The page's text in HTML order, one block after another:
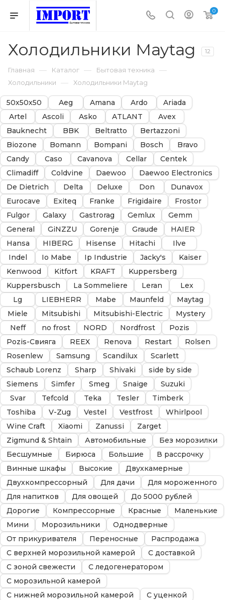
0
Холодильники Maytag 12
Главная — Каталог — Бытовая техника —
Холодильники — Холодильники Maytag
50х50х50 Aeg Amana Ardo
Ariada
Artel
Ascoli Asko ATLANT
Avex
Bauknecht
BBK Beltratto
Bertazzoni
Biozone
Bomann Bompani Bosch
Bravo
Candy
Caso Cavanova Cellar
Centek
Climadiff
Coldvine Daewoo
Daewoo Electronics
De Dietrich
Delta Deluxe Don
Dunavox
Eurocave
Exiteq Franke Frigidaire
Frostor
Fulgor
Galaxy Gastrorag Gemlux
Gemm
General
GiNZZU Gorenje Graude
HAIER
Hansa
HIBERG Hisense Hitachi
Ilve
Indel
Io Mabe Ip Industrie Jacky's
Kaiser
Kenwood
Kitfort KRAFT
Kuppersberg
Kuppersbusch
La Sommeliere Leran
Lex
Lg
LIEBHERR Mabe Maunfeld
Maytag
Miele
Mitsubishi Mitsubishi-Electric
Mystery
Neff
no frost NORD Nordfrost
Pozis
Pozis-Свияга
REEX Renova Restart
Rolsen
Rosenlew
Samsung Scandilux
Scarlett
Schaub Lorenz
Sharp Shivaki
side by side
Siemens
Simfer Smeg Snaige
Suzuki
Svar
Tefcold Teka Tesler
Timberk
Toshiba
V-Zug Vestel Vestfrost
Whirlpool
Wine Craft
Xiaomi Zanussi
Zarget
Zigmund & Shtain
Автомобильные
Без морозилки
Бесшумные
Бирюса Большие
В рассрочку
Винные шкафы
Высокие
Двухкамерные
Двухкомпрессорный
Для дачи
Для мороженного
Для напитков
Для овощей
До 5000 рублей
Дорогие
Компрессорные Красные
Маленькие
Мини
Морозильники
Однодверные
От прикуривателя
Переносные
Распродажа
С верхней морозильной камерой
С доставкой
С зоной свежести
С ледогенератором
С морозильной камерой
С нижней морозильной камерой
С уценкой